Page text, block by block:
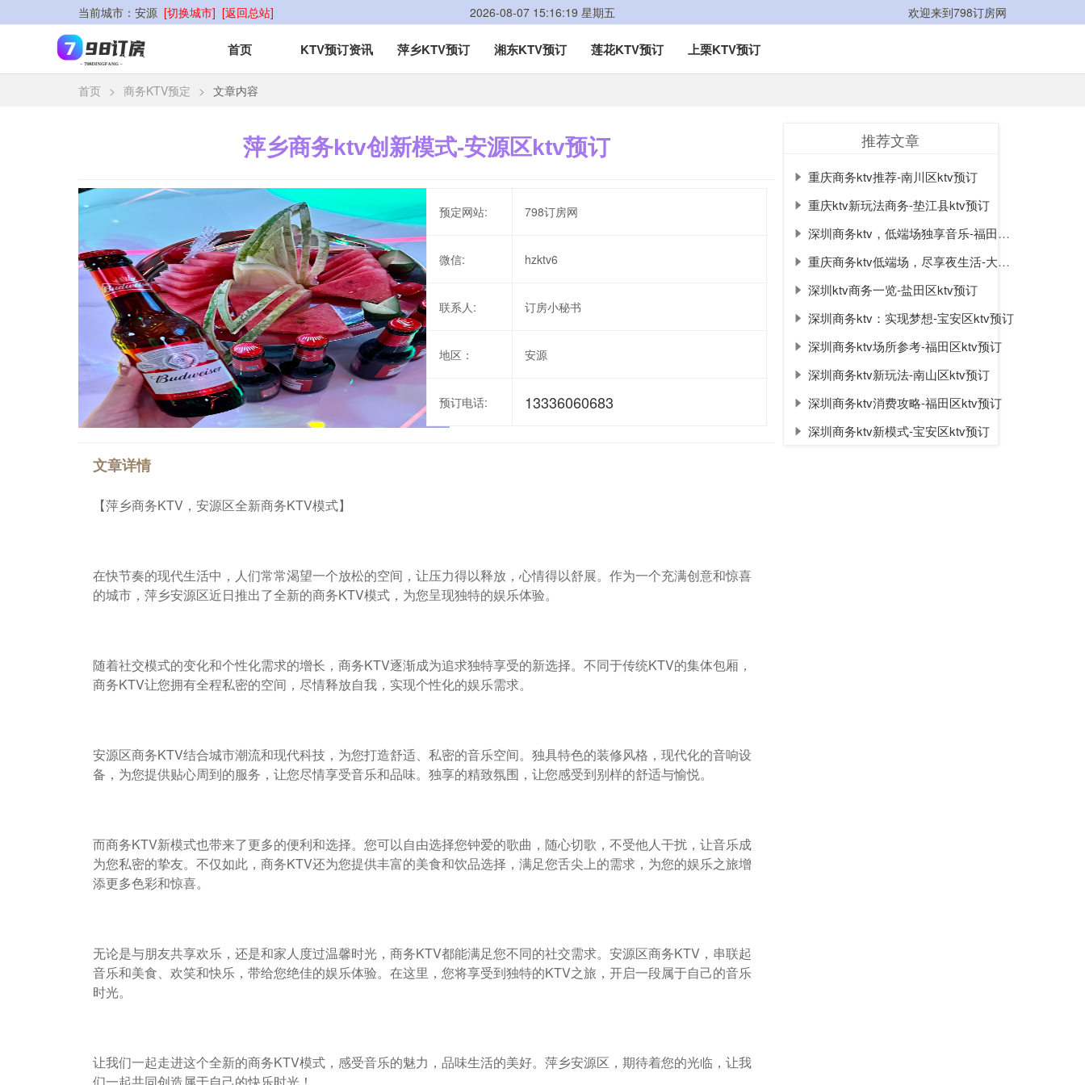
当前城市： 安源 [切换城市] [返回总站] 2026-08-07 15:16:19 星期五 欢迎来到798订房网
首页 KTV预订资讯 萍乡KTV预订 湘东KTV预订 莲花KTV预订 上栗KTV预订
首页 > 商务KTV预定 > 文章内容
萍乡商务ktv创新模式-安源区ktv预订
预定网站: 798订房网
微信: hzktv6
联系人: 订房小秘书
地区： 安源
预订电话: 13336060683
文章详情
【萍乡商务KTV，安源区全新商务KTV模式】
在快节奏的现代生活中，人们常常渴望一个放松的空间，让压力得以释放，心情得以舒展。作为一个充满创意和惊喜
的城市，萍乡安源区近日推出了全新的商务KTV模式，为您呈现独特的娱乐体验。
随着社交模式的变化和个性化需求的增长，商务KTV逐渐成为追求独特享受的新选择。不同于传统KTV的集体包厢，
商务KTV让您拥有全程私密的空间，尽情释放自我，实现个性化的娱乐需求。
安源区商务KTV结合城市潮流和现代科技，为您打造舒适、私密的音乐空间。独具特色的装修风格，现代化的音响设
备，为您提供贴心周到的服务，让您尽情享受音乐和品味。独享的精致氛围，让您感受到别样的舒适与愉悦。
而商务KTV新模式也带来了更多的便利和选择。您可以自由选择您钟爱的歌曲，随心切歌，不受他人干扰，让音乐成
为您私密的挚友。不仅如此，商务KTV还为您提供丰富的美食和饮品选择，满足您舌尖上的需求，为您的娱乐之旅增
添更多色彩和惊喜。
无论是与朋友共享欢乐，还是和家人度过温馨时光，商务KTV都能满足您不同的社交需求。安源区商务KTV，串联起
音乐和美食、欢笑和快乐，带给您绝佳的娱乐体验。在这里，您将享受到独特的KTV之旅，开启一段属于自己的音乐
时光。
让我们一起走进这个全新的商务KTV模式，感受音乐的魅力，品味生活的美好。萍乡安源区，期待着您的光临，让我
推荐文章
重庆商务ktv推荐-南川区ktv预订
重庆ktv新玩法商务-垫江县ktv预订
深圳商务ktv，低端场独享音乐-福田区ktv预订
重庆商务ktv低端场，尽享夜生活-大足区ktv预订
深圳ktv商务一览-盐田区ktv预订
深圳商务ktv：实现梦想-宝安区ktv预订
深圳商务ktv场所参考-福田区ktv预订
深圳商务ktv新玩法-南山区ktv预订
深圳商务ktv消费攻略-福田区ktv预订
深圳商务ktv新模式-宝安区ktv预订